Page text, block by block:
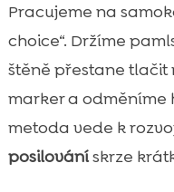
Pracujeme na
choice“. Držíme
štěně přestane tlačit
marker a odměníme
metoda vede k
posilovánískrze